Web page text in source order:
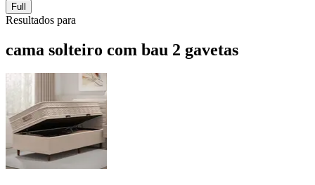
Full
Resultados para
cama solteiro com bau 2 gavetas